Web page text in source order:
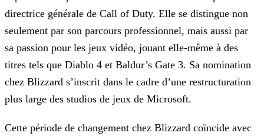
directrice générale de Call of Duty. Elle se distingue non
seulement par son parcours professionnel, mais aussi par
sa passion pour les jeux vidéo, jouant elle-même à des
titres tels que Diablo 4 et Baldur’s Gate 3. Sa nomination
chez Blizzard s’inscrit dans le cadre d’une restructuration
plus large des studios de jeux de Microsoft.
Cette période de changement chez Blizzard coïncide avec